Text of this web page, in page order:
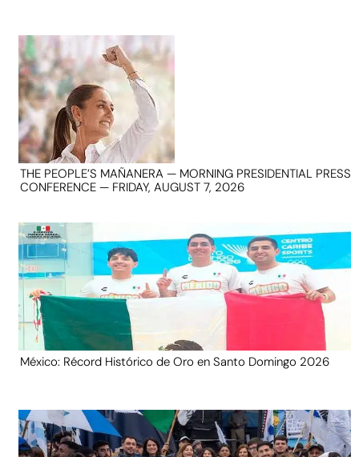
THE PEOPLE’S MAÑANERA — MORNING PRESIDENTIAL PRESS
CONFERENCE — FRIDAY, AUGUST 7, 2026
México: Récord Histórico de Oro en Santo Domingo 2026